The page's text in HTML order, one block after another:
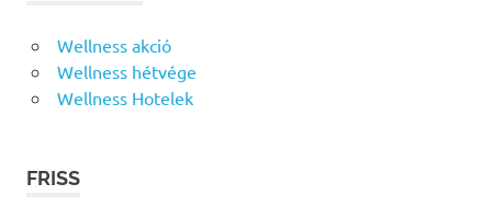
Wellness akció
Wellness hétvége
Wellness Hotelek
FRISS